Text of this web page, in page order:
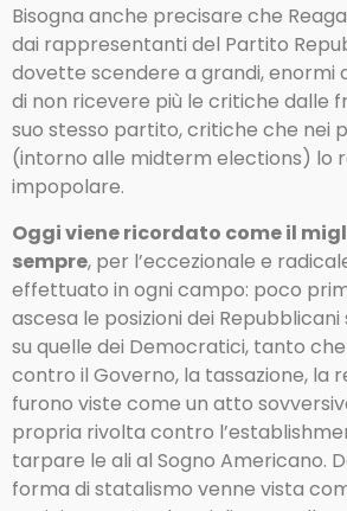
Bisogna anche precisare che
dai rappresentanti del Partito
dovette scendere a grandi, enormi
di non ricevere più le critiche dalle
suo stesso partito, critiche che nei
(intorno alle midterm elections) lo
impopolare.
Oggi viene ricordato come il
sempre, per l’eccezionale e
effettuato in ogni campo: poco
ascesa le posizioni dei
su quelle dei Democratici, tanto
contro il Governo, la tassazione, la
furono viste come un atto
propria rivolta contro
tarpare le ali al Sogno Americano.
forma di statalismo venne vista